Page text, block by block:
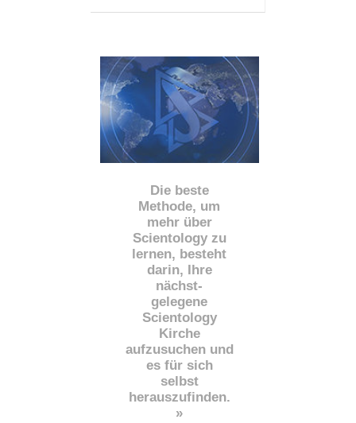
Die beste
Methode, um
mehr über
Scientology zu
lernen, besteht
darin, Ihre
nächst-
gelegene
Scientology
Kirche
aufzusuchen und
es für sich
selbst
herauszufinden.
»